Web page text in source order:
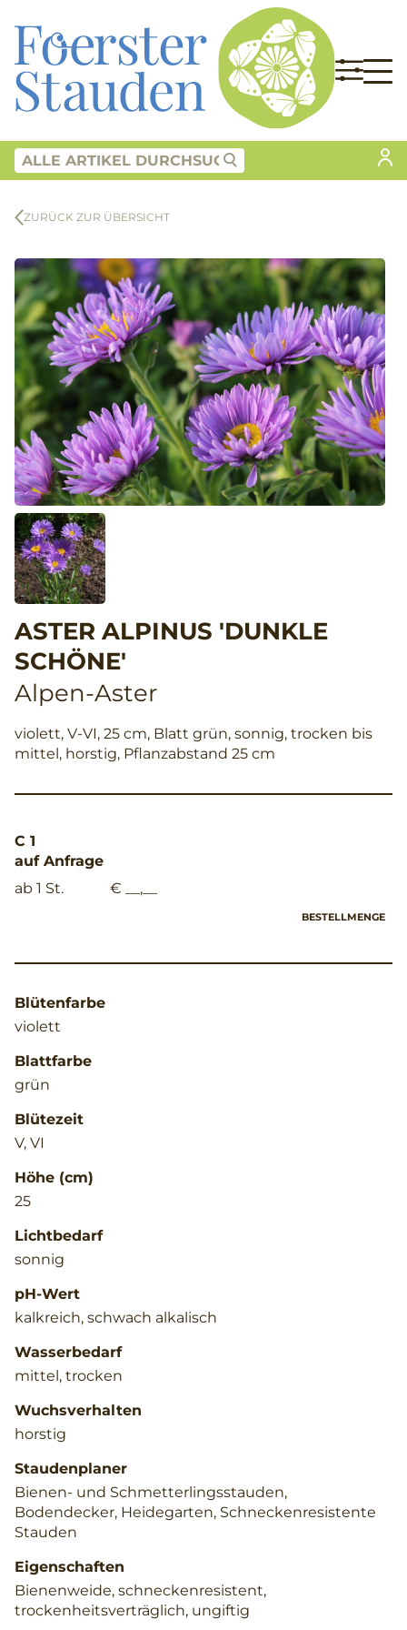
ZURÜCK ZUR ÜBERSICHT
ASTER ALPINUS 'DUNKLE
SCHÖNE'
Alpen-Aster
violett, V-VI, 25 cm, Blatt grün, sonnig, trocken bis
mittel, horstig, Pflanzabstand 25 cm
C 1
auf Anfrage
ab 1 St.
€ __,__
BESTELLMENGE
Blütenfarbe
violett
Blattfarbe
grün
Blütezeit
V, VI
Höhe (cm)
25
Lichtbedarf
sonnig
pH-Wert
kalkreich, schwach alkalisch
Wasserbedarf
mittel, trocken
Wuchsverhalten
horstig
Staudenplaner
Bienen- und Schmetterlingsstauden,
Bodendecker, Heidegarten, Schneckenresistente
Stauden
Eigenschaften
Bienenweide, schneckenresistent,
trockenheitsverträglich, ungiftig